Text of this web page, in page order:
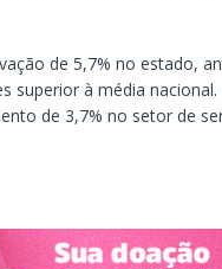
de 5,7% no estado,
superior à média
de 3,7% no setor de